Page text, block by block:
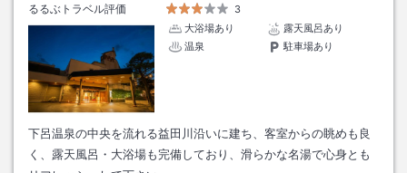
るるぶトラベル評価
3
大浴場あり
露天風呂あり
温泉
駐車場あり
下呂温泉の中央を流れる益田川沿いに建ち、客室からの眺めも良
く、露天風呂・大浴場も完備しており、滑らかな名湯で心身とも